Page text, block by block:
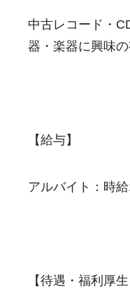
中古レコード・
器・楽器に興味
【給与】
アルバイト：時
【待遇・福利厚生